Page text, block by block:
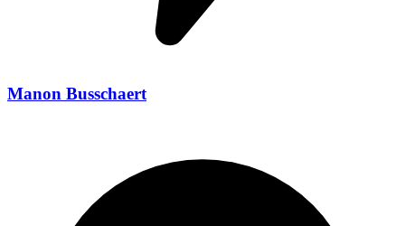
Manon Busschaert